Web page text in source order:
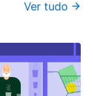
Ver tudo